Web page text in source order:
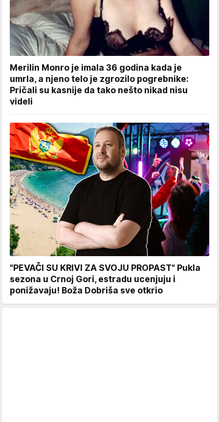
Merilin Monro je imala 36 godina kada je
umrla, a njeno telo je zgrozilo pogrebnike:
Pričali su kasnije da tako nešto nikad nisu
videli
"PEVAČI SU KRIVI ZA SVOJU PROPAST" Pukla
sezona u Crnoj Gori, estradu ucenjuju i
ponižavaju! Boža Dobriša sve otkrio